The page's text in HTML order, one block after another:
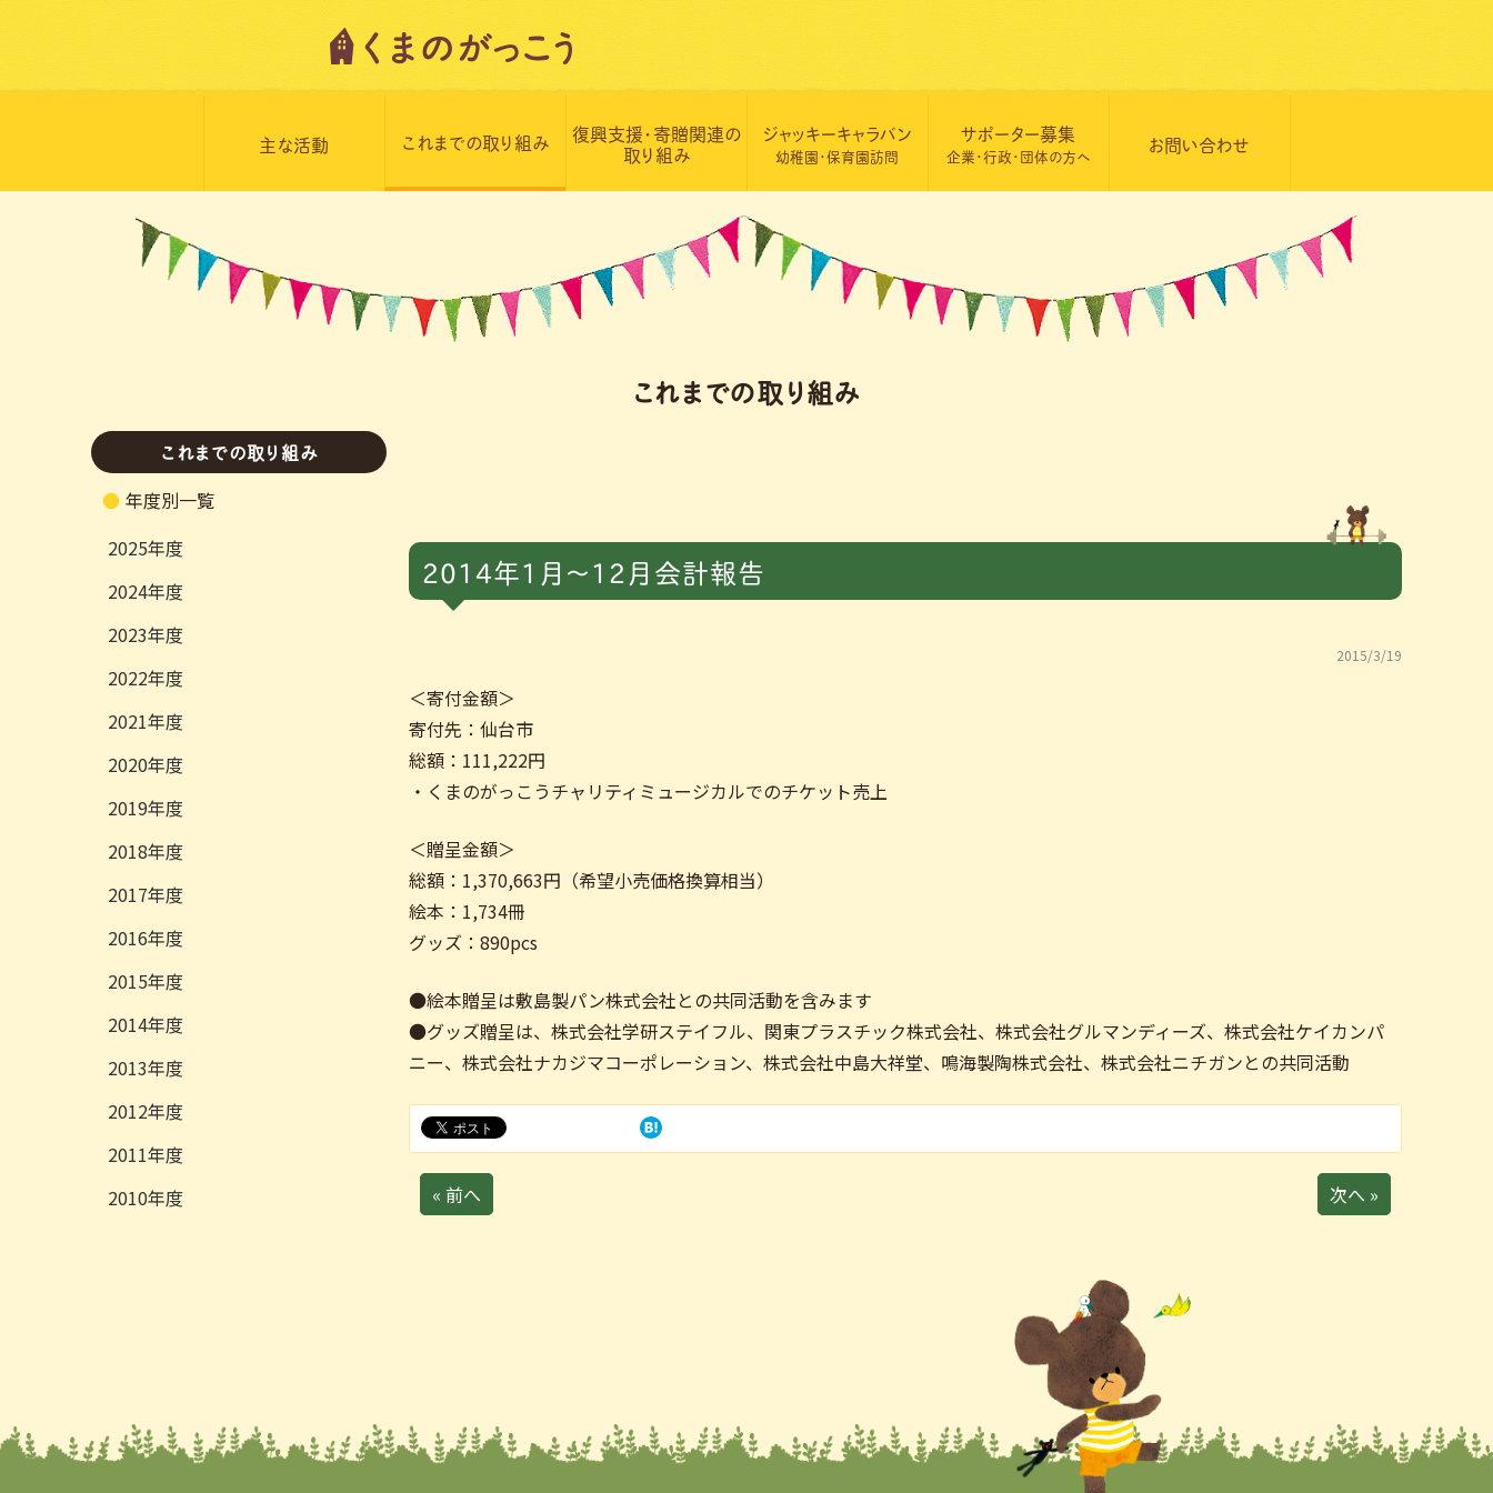
主な活動 これまでの取り組み 復興支援・寄贈関連の
取り組み
ジャッキーキャラバン
幼稚園・保育園訪問
サポーター募集
企業・行政・団体の方へ お問い合わせ
これまでの取り組み
2014年1月～12月会計報告
2015/3/19
＜寄付金額＞
寄付先：仙台市
総額：111,222円
・くまのがっこうチャリティミュージカルでのチケット売上
＜贈呈金額＞
総額：1,370,663円（希望小売価格換算相当）
絵本：1,734冊
グッズ：890pcs
●絵本贈呈は敷島製パン株式会社との共同活動を含みます
●グッズ贈呈は、株式会社学研ステイフル、関東プラスチック株式会社、株式会社グルマンディーズ、株式会社ケイカンパ
ニー、株式会社ナカジマコーポレーション、株式会社中島大祥堂、鳴海製陶株式会社、株式会社ニチガンとの共同活動
« 前へ 次へ »
これまでの取り組み
年度別一覧
2025
2024
2023
2022
2021
2020
2019
2018
2017
2016
2015
2014
2013
2012
2011
2010